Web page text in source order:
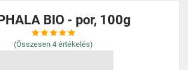
BIO - por, 100g
(Összesen 4 értékelés)